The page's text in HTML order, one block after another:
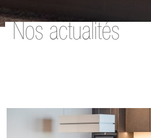
Nos actualités